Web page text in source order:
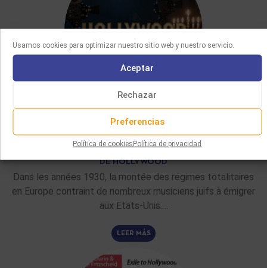
Usamos cookies para optimizar nuestro sitio web y nuestro servicio.
Aceptar
Rechazar
Preferencias
Política de cookiesPolítica de privacidad
02/06/2026
DE HOLLYWOOD
Dans les années 1930, la montée des régimes totalitaires
en Europe contraint de nombreux musiciens juifs à émigrer
aux Etats-Unis.…
LEER MÁS